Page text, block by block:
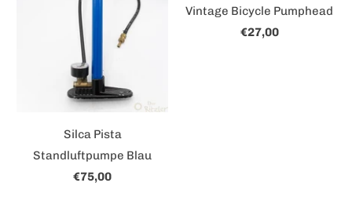
Silca Pista
Standluftpumpe Blau
€75,00
Vintage Bicycle Pumphead
€27,00